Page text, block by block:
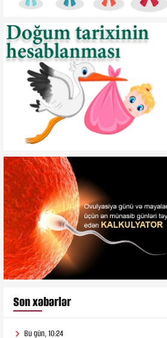
Son xəbərlər
Bu gün, 10:24